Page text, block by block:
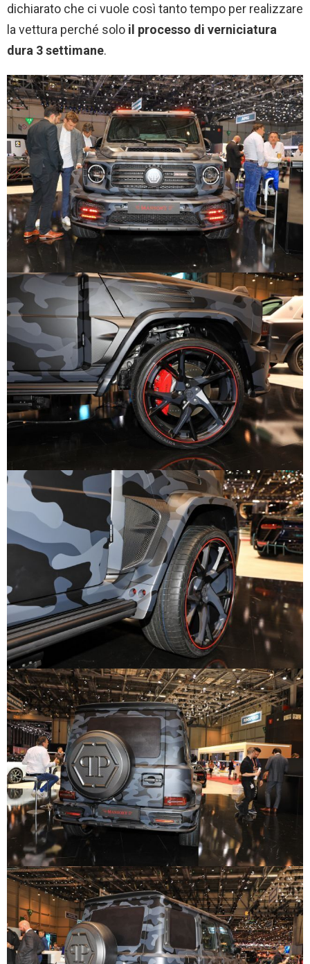
dichiarato che ci vuole così tanto tempo per realizzare
la vettura perché solo il processo di verniciatura
dura 3 settimane.